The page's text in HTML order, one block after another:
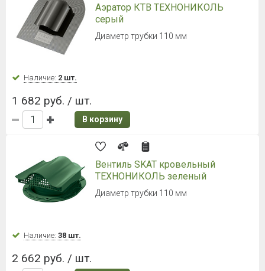
Аэратор КТВ ТЕХНОНИКОЛЬ
серый
Диаметр трубки 110 мм
Наличие: 2 шт.
1 682 руб. / шт.
В корзину
Вентиль SKAT кровельный
ТЕХНОНИКОЛЬ зеленый
Диаметр трубки 110 мм
Наличие: 38 шт.
2 662 руб. / шт.